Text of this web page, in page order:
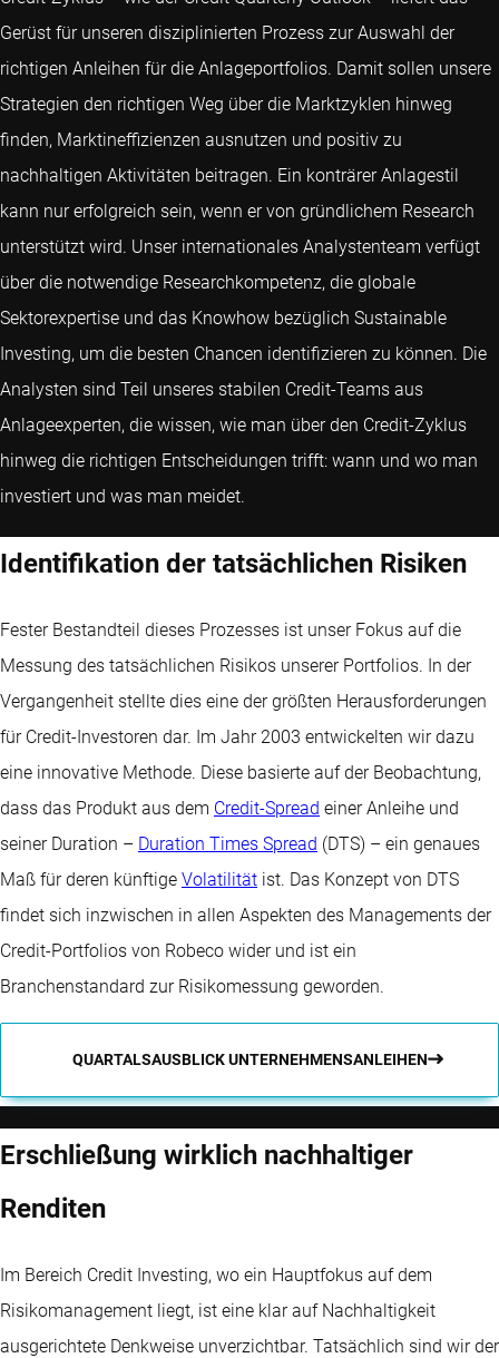
Gerüst für unseren disziplinierten Prozess zur Auswahl der
richtigen Anleihen für die Anlageportfolios. Damit sollen unsere
Strategien den richtigen Weg über die Marktzyklen hinweg
finden, Marktineffizienzen ausnutzen und positiv zu
nachhaltigen Aktivitäten beitragen. Ein konträrer Anlagestil
kann nur erfolgreich sein, wenn er von gründlichem Research
unterstützt wird. Unser internationales Analystenteam verfügt
über die notwendige Researchkompetenz, die globale
Sektorexpertise und das Knowhow bezüglich Sustainable
Investing, um die besten Chancen identifizieren zu können. Die
Analysten sind Teil unseres stabilen Credit-Teams aus
Anlageexperten, die wissen, wie man über den Credit-Zyklus
hinweg die richtigen Entscheidungen trifft: wann und wo man
investiert und was man meidet.
Identifikation der tatsächlichen Risiken
Fester Bestandteil dieses Prozesses ist unser Fokus auf die
Messung des tatsächlichen Risikos unserer Portfolios. In der
Vergangenheit stellte dies eine der größten Herausforderungen
für Credit-Investoren dar. Im Jahr 2003 entwickelten wir dazu
eine innovative Methode. Diese basierte auf der Beobachtung,
dass das Produkt aus dem Credit-Spread einer Anleihe und
seiner Duration – Duration Times Spread (DTS) – ein genaues
Maß für deren künftige Volatilität ist. Das Konzept von DTS
findet sich inzwischen in allen Aspekten des Managements der
Credit-Portfolios von Robeco wider und ist ein
Branchenstandard zur Risikomessung geworden.
QUARTALSAUSBLICK UNTERNEHMENSANLEIHEN
Erschließung wirklich nachhaltiger
Renditen
Im Bereich Credit Investing, wo ein Hauptfokus auf dem
Risikomanagement liegt, ist eine klar auf Nachhaltigkeit
ausgerichtete Denkweise unverzichtbar. Tatsächlich sind wir der